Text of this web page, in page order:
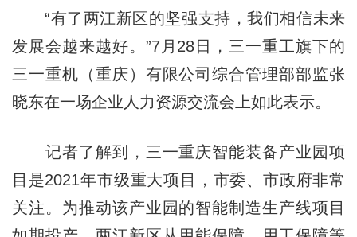
“有了两江新区的坚强支持，我们相信未来
发展会越来越好。”7月28日，三一重工旗下的
三一重机（重庆）有限公司综合管理部部监张
晓东在一场企业人力资源交流会上如此表示。
记者了解到，三一重庆智能装备产业园项
目是2021年市级重大项目，市委、市政府非常
关注。为推动该产业园的智能制造生产线项目